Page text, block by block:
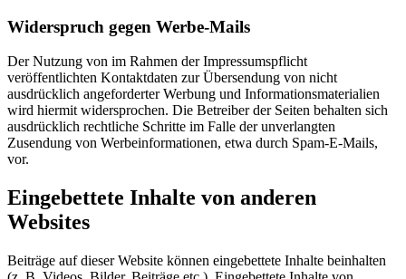
Widerspruch gegen Werbe-Mails
Der Nutzung von im Rahmen der Impressumspflicht
veröffentlichten Kontaktdaten zur Übersendung von nicht
ausdrücklich angeforderter Werbung und Informationsmaterialien
wird hiermit widersprochen. Die Betreiber der Seiten behalten sich
ausdrücklich rechtliche Schritte im Falle der unverlangten
Zusendung von Werbeinformationen, etwa durch Spam-E-Mails,
vor.
Eingebettete Inhalte von anderen
Websites
Beiträge auf dieser Website können eingebettete Inhalte beinhalten